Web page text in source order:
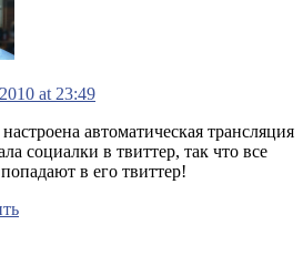
at 23:49
автоматическая трансляция
социалки в твиттер, так что все
в его твиттер!